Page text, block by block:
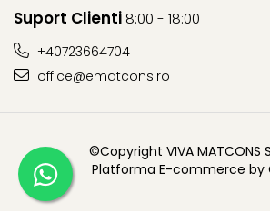
Suport Clienti 8:00 - 18:00
+40723664704
office@ematcons.ro
©Copyright VIVA MATCONS
Platforma E-commerce by